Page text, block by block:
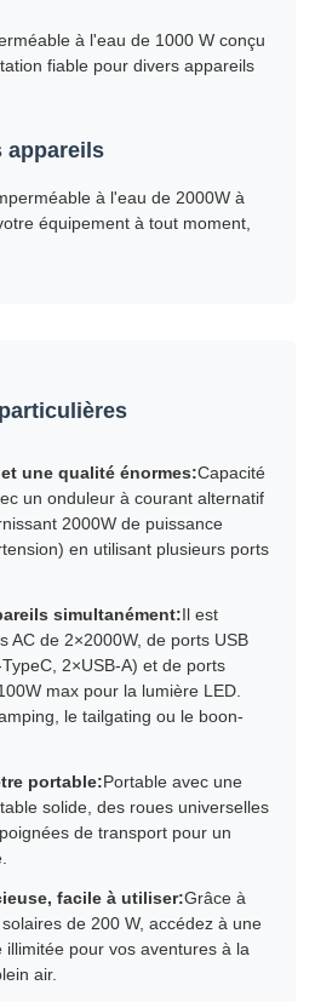
à l'eau de 1000 W conçu
fiable pour divers appareils
appareils
à l'eau de 2000W à
équipement à tout moment,
une qualité énormes:Capacité
un onduleur à courant alternatif
2000W de puissance
en utilisant plusieurs ports
simultanément:Il est
AC de 2×2000W, de ports USB
2×USB-A) et de ports
max pour la lumière LED.
le tailgating ou le boon-
portable:Portable avec une
solide, des roues universelles
de transport pour un
facile à utiliser:Grâce à
de 200 W, accédez à une
illimitée pour vos aventures à la
air.